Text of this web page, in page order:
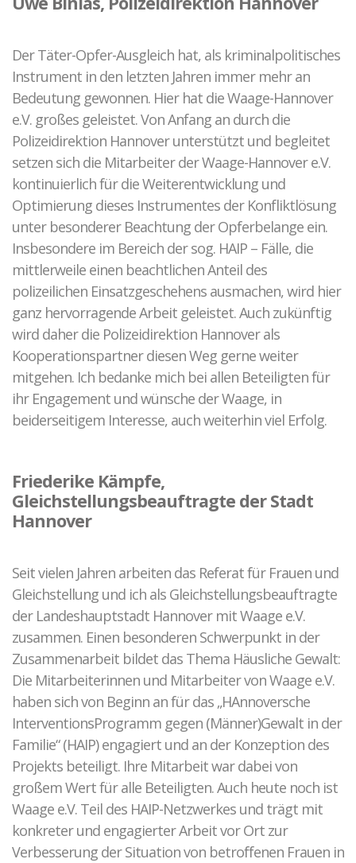
Der Täter-Opfer-Ausgleich hat, als kriminalpolitisches
Instrument in den letzten Jahren immer mehr an
Bedeutung gewonnen. Hier hat die Waage-Hannover
e.V. großes geleistet. Von Anfang an durch die
Polizeidirektion Hannover unterstützt und begleitet
setzen sich die Mitarbeiter der Waage-Hannover e.V.
kontinuierlich für die Weiterentwicklung und
Optimierung dieses Instrumentes der Konfliktlösung
unter besonderer Beachtung der Opferbelange ein.
Insbesondere im Bereich der sog. HAIP – Fälle, die
mittlerweile einen beachtlichen Anteil des
polizeilichen Einsatzgeschehens ausmachen, wird hier
ganz hervorragende Arbeit geleistet. Auch zukünftig
wird daher die Polizeidirektion Hannover als
Kooperationspartner diesen Weg gerne weiter
mitgehen. Ich bedanke mich bei allen Beteiligten für
ihr Engagement und wünsche der Waage, in
beiderseitigem Interesse, auch weiterhin viel Erfolg.
Friederike Kämpfe,
Gleichstellungsbeauftragte der Stadt
Hannover
Seit vielen Jahren arbeiten das Referat für Frauen und
Gleichstellung und ich als Gleichstellungsbeauftragte
der Landeshauptstadt Hannover mit Waage e.V.
zusammen. Einen besonderen Schwerpunkt in der
Zusammenarbeit bildet das Thema Häusliche Gewalt:
Die Mitarbeiterinnen und Mitarbeiter von Waage e.V.
haben sich von Beginn an für das „HAnnoversche
InterventionsProgramm gegen (Männer)Gewalt in der
Familie“ (HAIP) engagiert und an der Konzeption des
Projekts beteiligt. Ihre Mitarbeit war dabei von
großem Wert für alle Beteiligten. Auch heute noch ist
Waage e.V. Teil des HAIP-Netzwerkes und trägt mit
konkreter und engagierter Arbeit vor Ort zur
Verbesserung der Situation von betroffenen Frauen in